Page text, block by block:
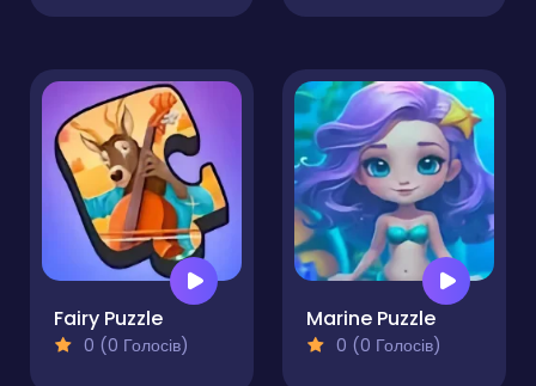
Fairy Puzzle
0 (0 Голосів)
Marine Puzzle
0 (0 Голосів)